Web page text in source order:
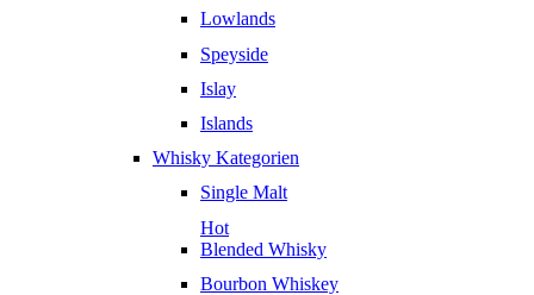
Lowlands
Speyside
Islay
Islands
Whisky Kategorien
Single Malt
Hot
Blended Whisky
Bourbon Whiskey